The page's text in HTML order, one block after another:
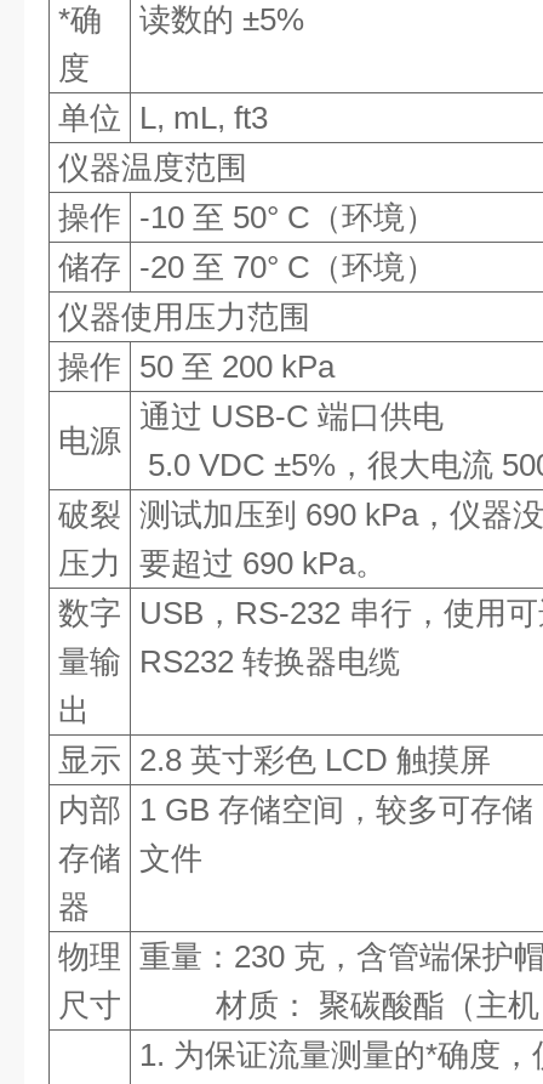
*确
度
读数的 ±5%
单位
L, mL, ft3
仪器温度范围
操作 -10 至 50° C（环境）
储存 -20 至 70° C（环境）
仪器使用压力范围
操作 50 至 200 kPa
电源
通过 USB-C 端口供电
5.0 VDC ±5%，很大电流
破裂
压力
测试加压到 690 kPa，仪器
要超过 690 kPa。
数字
量输
出
USB，RS-232 串行，使用
RS232 转换器电缆
显示 2.8 英寸彩色 LCD 触摸屏
内部
存储
器
1 GB 存储空间，较多可存
文件
物理
尺寸
重量 ： 230 克，含管端保护
材质 ： 聚碳酸酯（主
1. 为保证流量测量的*确度